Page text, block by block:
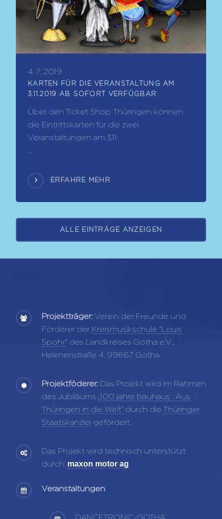
4. 7. 2019
KARTEN FÜR DIE VERANSTALTUNG AM
3.11.2019 AB SOFORT VERFÜGBAR
Über den Ticket Shop Thüringen können
die Eintrittskarten für die zwei
Veranstaltungen am 3.11
ERFAHRE MEHR
ALLE EINTRÄGE ANZEIGEN
Projektträger: Verein der Freunde und
Förderer der Kreismusikschule "Louis
Spohr" des Landkreises Gotha e.V.,
Helenenstraße 4, 99867 Gotha
Projektföderer: Das Projekt wird im Rahmen
des Jubiläums „100 jahre bauhaus . Aus
Thüringen in die Welt“ durch die Thüringer
Staatskanzlei gefördert.
Das Projekt wird technisch unterstützt
durch: maxon motor ag
Veranstaltungen
DANCETRONIC-GOTHA